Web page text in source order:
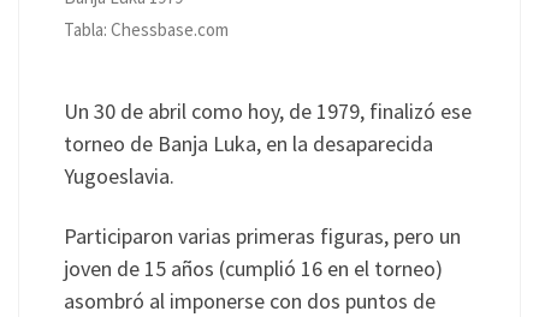
Tabla: Chessbase.com
Un 30 de abril como hoy, de 1979, finalizó ese
torneo de Banja Luka, en la desaparecida
Yugoeslavia.
Participaron varias primeras figuras, pero un
joven de 15 años (cumplió 16 en el torneo)
asombró al imponerse con dos puntos de